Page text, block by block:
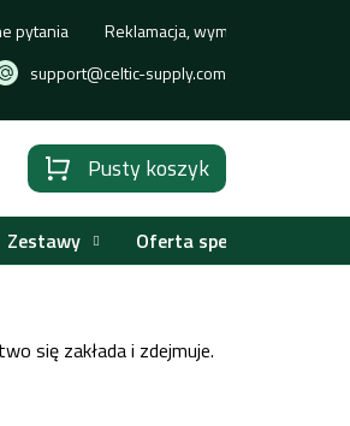
support@celtic-supply.com
pytania Reklamacja, wymiana lub zwrot
KoszykPusty koszyk
Zestawy Oferta specjalna
się zakłada i zdejmuje.